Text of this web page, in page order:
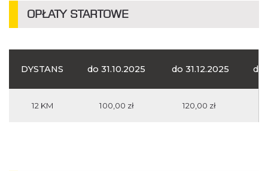
OPŁATY STARTOWE
DYSTANS do 31.10.2025 do 31.12.2025 do
12 KM 100,00 zł 120,00 zł